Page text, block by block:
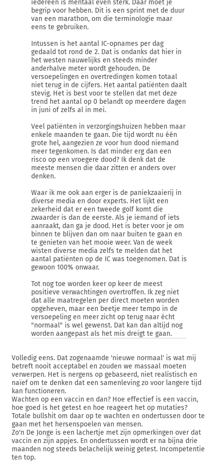
iedereen is mentaal even sterk. Daar moet je
begrip voor hebben. Dit is een sprint met de duur
van een marathon, om die terminologie maar
eens te gebruiken.
Intussen is het aantal IC-opnames per dag
gedaald tot rond de 2. Dat is ondanks dat hier in
het westen nauwelijks en steeds minder
anderhalve meter wordt gehouden. De
versoepelingen en overtredingen komen totaal
niet terug in de cijfers. Het aantal patiënten daalt
stevig. Het is best voor te stellen dat met deze
trend het aantal op 0 belandt op meerdere dagen
in juni of zelfs al in mei.
Veel patiënten in verzorgingshuizen hebben maar
enkele maanden te gaan. Die tijd wordt nu één
grote hel, aangezien ze voor hun dood niemand
meer tegenkomen. Is dat minder erg dan een
risco op een vroegere dood? Ik denk dat de
meeste mensen die daar zitten er anders over
denken.
Waar ik me ook aan erger is de paniekzaaierij in
diverse media en door experts. Het lijkt een
zekerheid dat er een tweede golf komt die
zwaarder is dan de eerste. Als je iemand of iets
aanraakt, dan ga je dood. Het is beter voor je om
binnen te blijven dan om naar buiten te gaan en
te genieten van het mooie weer. Van de week
wisten diverse media zelfs te melden dat het
aantal patiënten op de IC was toegenomen. Dat is
gewoon 100% onwaar.
Tot nog toe worden keer op keer de meest
positieve verwachtingen overtroffen. Ik zeg niet
dat alle maatregelen per direct moeten worden
opgeheven, maar een beetje meer tempo in de
versoepeling en meer zicht op terug naar écht
"normaal" is wel gewenst. Dat kan dan altijd nog
worden aangepast als het mis dreigt te gaan.
Volledig eens. Dat zogenaamde 'nieuwe normaal' is wat mij
betreft nooit acceptabel en zouden we massaal moeten
verwerpen. Het is nergens op gebaseerd, niet realistisch en
naïef om te denken dat een samenleving zo voor langere tijd
kan functioneren.
Wachten op een vaccin en dan? Hoe effectief is een vaccin,
hoe goed is het getest en hoe reageert het op mutaties?
Totale bullshit om daar op te wachten en ondertussen door te
gaan met het hersenspoelen van mensen.
Zo'n De Jonge is een lachertje met zijn opmerkingen over dat
vaccin en zijn appjes. En ondertussen wordt er na bijna drie
maanden nog steeds belachelijk weinig getest. Incompetentie
ten top.